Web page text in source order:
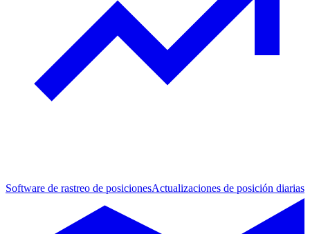
Software de rastreo de posicionesActualizaciones de posición diarias